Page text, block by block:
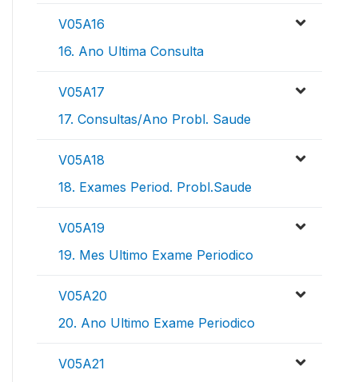
V05A16
16. Ano Ultima Consulta
V05A17
17. Consultas/Ano Probl. Saude
V05A18
18. Exames Period. Probl.Saude
V05A19
19. Mes Ultimo Exame Periodico
V05A20
20. Ano Ultimo Exame Periodico
V05A21